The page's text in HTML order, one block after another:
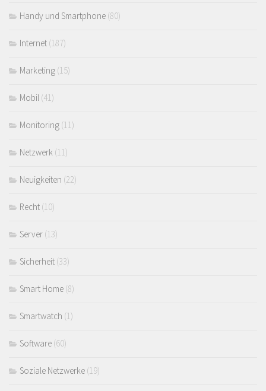
Handy und Smartphone (80)
Internet (187)
Marketing (15)
Mobil (41)
Monitoring (11)
Netzwerk (11)
Neuigkeiten (22)
Recht (10)
Server (13)
Sicherheit (33)
Smart Home (8)
Smartwatch (1)
Software (60)
Soziale Netzwerke (19)